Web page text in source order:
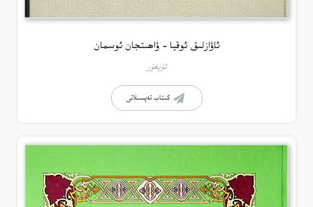
ئاۋازلىق ئوقيا – ۋاھىتجان ئوسمان
ئۇيغۇر
كىتاب تەپسىلاتى